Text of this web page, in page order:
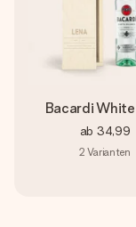
Bacardi White
ab 34,99
2 Varianten